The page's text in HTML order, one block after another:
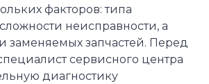
факторов: типа
неисправности, а
заменяемых запчастей. Перед
сервисного центра
диагностику